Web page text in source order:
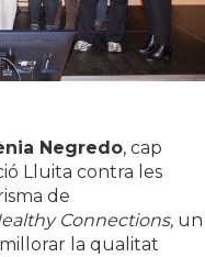
Negredo, cap
Lluita contra les
de
Connections, un
la qualitat